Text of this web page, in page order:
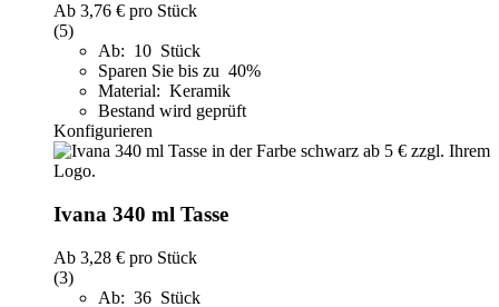
Ab 3,76 € pro Stück
(5)
Ab: 10 Stück
Sparen Sie bis zu 40%
Material: Keramik
Bestand wird geprüft
Konfigurieren
Ivana 340 ml Tasse
Ab 3,28 € pro Stück
(3)
Ab: 36 Stück